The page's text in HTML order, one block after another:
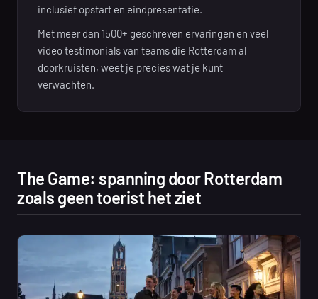
inclusief opstart en eindpresentatie.
Met meer dan 1500+ geschreven ervaringen en veel
video testimonials van teams die Rotterdam al
doorkruisten, weet je precies wat je kunt
verwachten.
The Game: spanning door Rotterdam
zoals geen toerist het ziet